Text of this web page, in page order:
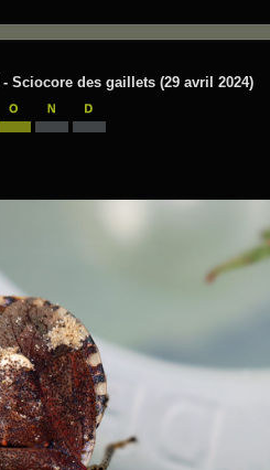
- Sciocore des gaillets (29 avril 2024)